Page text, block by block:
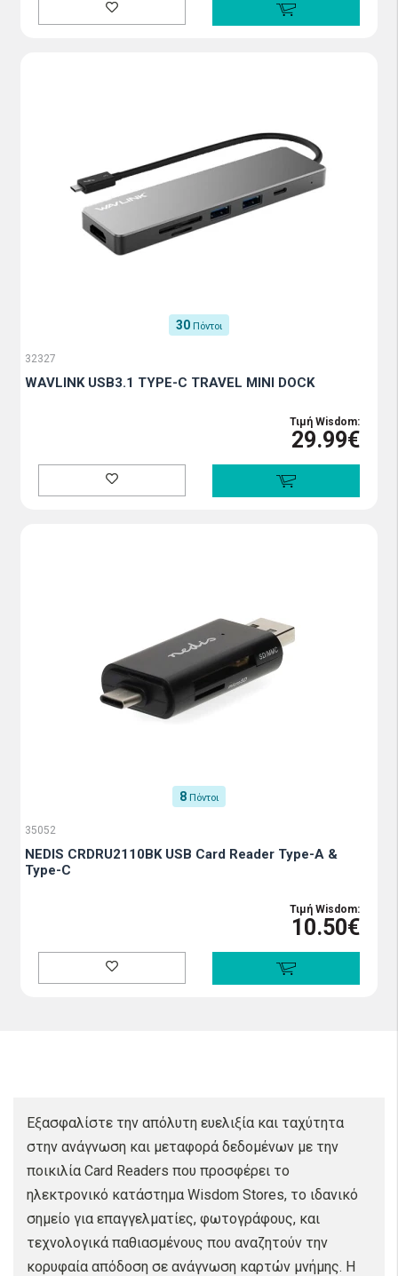
30 Πόντοι
32327
WAVLINK USB3.1 TYPE-C TRAVEL MINI DOCK
Τιμή Wisdom:
29.99€
8 Πόντοι
35052
NEDIS CRDRU2110BK USB Card Reader Type-A &
Type-C
Τιμή Wisdom:
10.50€
Εξασφαλίστε την απόλυτη ευελιξία και ταχύτητα
στην ανάγνωση και μεταφορά δεδομένων με την
ποικιλία Card Readers που προσφέρει το
ηλεκτρονικό κατάστημα Wisdom Stores, το ιδανικό
σημείο για επαγγελματίες, φωτογράφους, και
τεχνολογικά παθιασμένους που αναζητούν την
κορυφαία απόδοση σε ανάγνωση καρτών μνήμης. Η